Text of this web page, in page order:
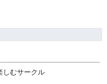
しむサークル